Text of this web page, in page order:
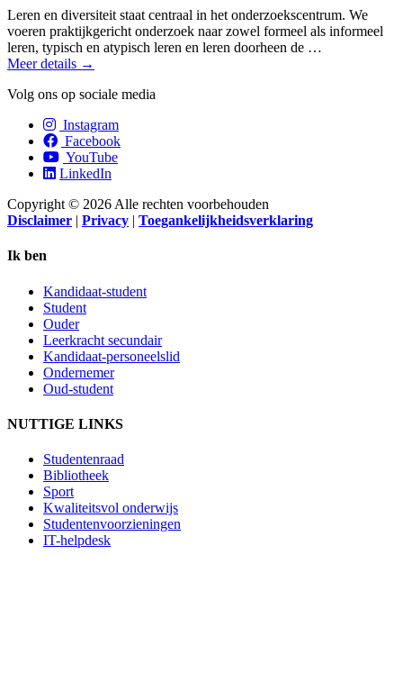
Leren en diversiteit staat centraal in het onderzoeks­centrum. We
voeren praktijk­gericht onderzoek naar zowel formeel als informeel
leren, typisch en atypisch leren en leren doorheen de …
Meer details →
Volg ons op sociale media
Instagram
Facebook
YouTube
LinkedIn
Copyright © 2026 Alle rechten voorbehouden
Disclaimer | Privacy | Toegankelijkheidsverklaring
Ik ben
Kandidaat-student
Student
Ouder
Leerkracht secundair
Kandidaat-personeelslid
Ondernemer
Oud-student
NUTTIGE LINKS
Studentenraad
Bibliotheek
Sport
Kwaliteitsvol onderwijs
Studentenvoorzieningen
IT-helpdesk